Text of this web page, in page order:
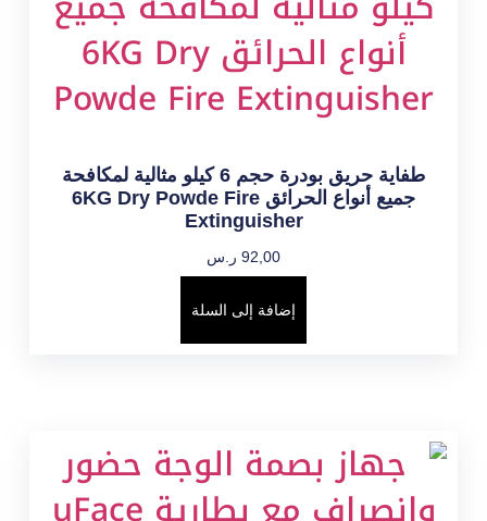
طفاية حريق بودرة حجم 6 كيلو مثالية لمكافحة
جميع أنواع الحرائق 6KG Dry Powde Fire
Extinguisher
92,00 ر.س
إضافة إلى السلة